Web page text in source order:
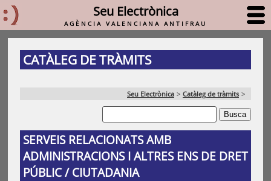
Seu Electrònica
AGÈNCIA VALENCIANA ANTIFRAU
CATÀLEG DE TRÀMITS
Seu Electrònica > Catàleg de tràmits >
SERVEIS RELACIONATS AMB
ADMINISTRACIONS I ALTRES ENS DE DRET
PÚBLIC / CIUTADANIA